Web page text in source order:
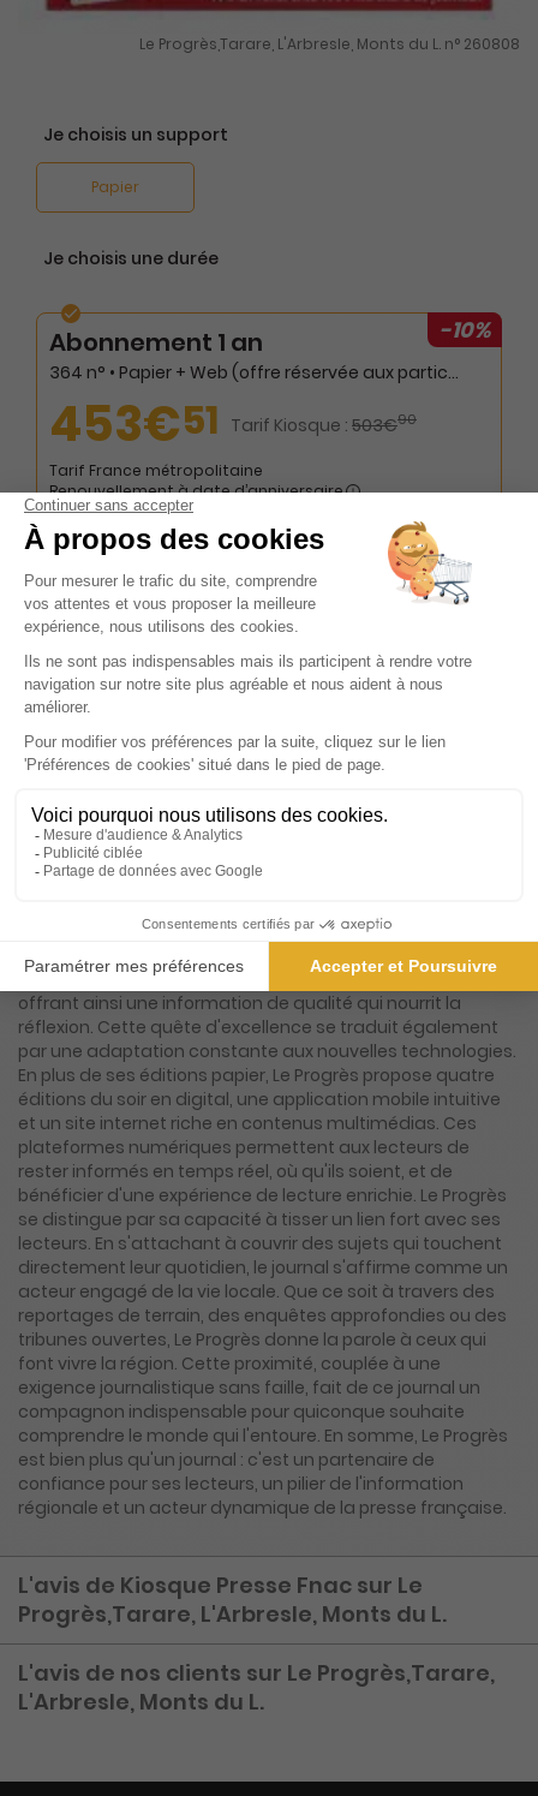
Le Progrès,Tarare, L'Arbresle, Monts du L. n° 260808
Je choisis un support
Papier
Je choisis une durée
-10%
Abonnement 1 an
364 n° • Papier + Web (offre réservée aux particuliers)
453€51 Tarif Kiosque : 503€90
Tarif France métropolitaine
Renouvellement à date d’anniversaire
Présentation du magazine Le
Progrès,Tarare, L'Arbresle, Monts du L.
Le Progrès, fondé en 1859, est bien plus qu'un simple
quotidien régional ; c'est une institution qui a su traverser
les époques tout en restant fidèle à sa mission première :
informer avec rigueur et proximité. Diffusé sur cinq
Rhône-Alpes — le Jura, l'Ain, la Loire, la Haute-Loire et le
Rhône —, Le Progrès s'est imposé comme une référence
incontournable pour ses lecteurs. Avec ses 17 éditions
quotidiennes, le journal offre une couverture exhaustive de
ainsi aux attentes d'un lectorat diversifié et exigeant. Le
Progrès ne se contente pas de relater les faits ; il les
analyse, les met en perspective et les contextualise,
offrant ainsi une information de qualité qui nourrit la
réflexion. Cette quête d'excellence se traduit également
par une adaptation constante aux nouvelles technologies.
En plus de ses éditions papier, Le Progrès propose quatre
éditions du soir en digital, une application mobile intuitive
et un site internet riche en contenus multimédias. Ces
plateformes numériques permettent aux lecteurs de
rester informés en temps réel, où qu'ils soient, et de
bénéficier d'une expérience de lecture enrichie. Le Progrès
se distingue par sa capacité à tisser un lien fort avec ses
lecteurs. En s'attachant à couvrir des sujets qui touchent
directement leur quotidien, le journal s'affirme comme un
acteur engagé de la vie locale. Que ce soit à travers des
reportages de terrain, des enquêtes approfondies ou des
tribunes ouvertes, Le Progrès donne la parole à ceux qui
font vivre la région. Cette proximité, couplée à une
exigence journalistique sans faille, fait de ce journal un
compagnon indispensable pour quiconque souhaite
comprendre le monde qui l'entoure. En somme, Le Progrès
est bien plus qu'un journal : c'est un partenaire de
confiance pour ses lecteurs, un pilier de l'information
régionale et un acteur dynamique de la presse française.
L'avis de Kiosque Presse Fnac sur Le
Progrès,Tarare, L'Arbresle, Monts du L.
L'avis de nos clients sur Le Progrès,Tarare,
L'Arbresle, Monts du L.